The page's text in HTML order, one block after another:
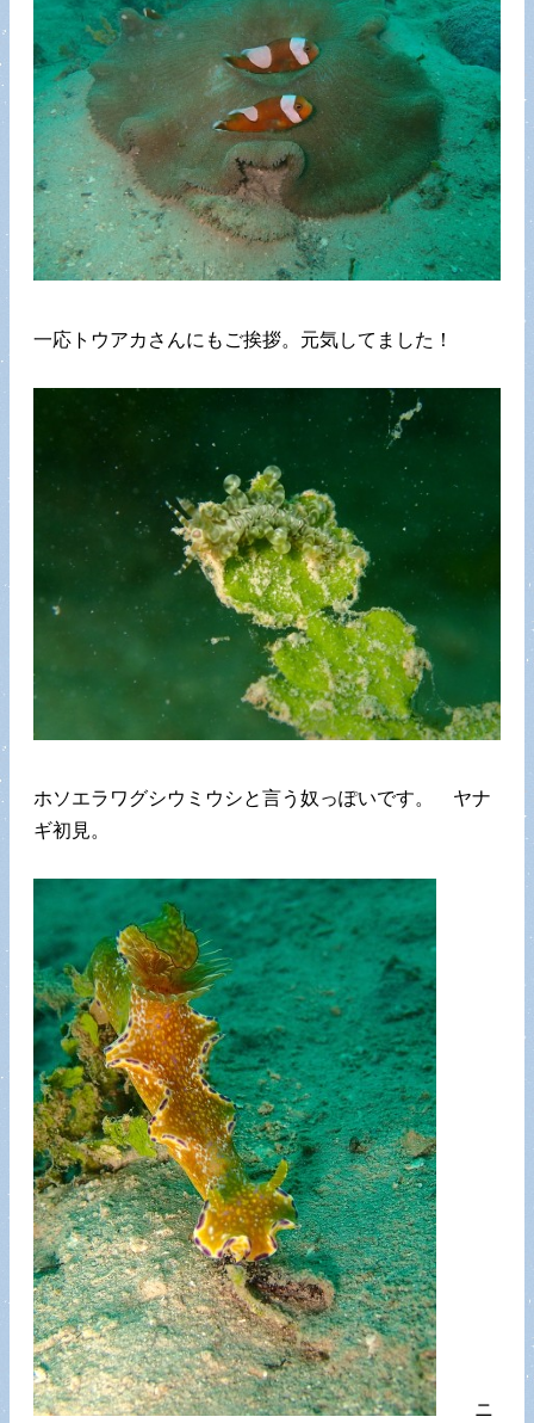
一応トウアカさんにもご挨拶。元気してました！
ホソエラワグシウミウシと言う奴っぽいです。 ヤナ
ギ初見。
ニ